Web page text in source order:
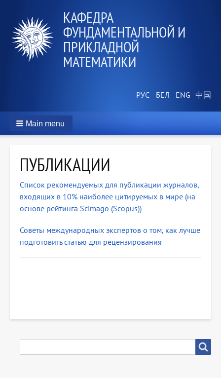
КАФЕДРА
ФУНДАМЕНТАЛЬНОЙ И
ПРИКЛАДНОЙ
МАТЕМАТИКИ
Main menu
ПУБЛИКАЦИИ
Список рекомендуемых для публикации журналов,
входящих в 10% наиболее цитируемых в мире (на
основе рейтинга Scimago (Scopus))
Советы международных экспертов о том, как лучше
подготовить статью для рецензирования